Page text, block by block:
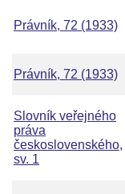
Právník, 72 (1933)
Právník, 72 (1933)
Slovník veřejného
práva
československého,
sv. 1